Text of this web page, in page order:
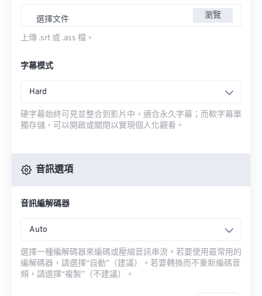
選擇文件 瀏覽
上傳 .srt 或 .ass 檔。
字幕模式
Hard
硬字幕始終可見並整合到影片中，適合永久字幕；而軟字幕單
獨存儲，可以開啟或關閉以實現個人化觀看。
音訊選項
音訊編解碼器
Auto
選擇一種編解碼器來編碼或壓縮音訊串流。若要使用最常用的
編解碼器，請選擇“自動”（建議）。若要轉換而不重新編碼音
頻，請選擇“複製”（不建議）。